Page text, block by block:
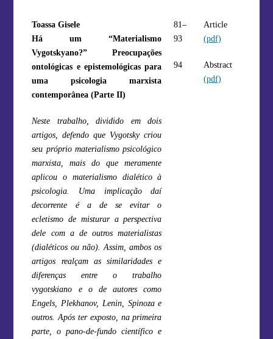
Toassa Gisele
Há um “Materialismo
Vygotskyano?” Preocupações
ontológicas e epistemológicas para
uma psicologia marxista
contemporânea (Parte II)
Neste trabalho, dividido em dois
artigos, defendo que Vygotsky criou
seu próprio materialismo psicológico
marxista, mais do que meramente
aplicou o materialismo dialético à
psicologia. Uma implicação daí
decorrente é a de se evitar o
ecletismo de misturar a perspectiva
dele com a de outros materialistas
(dialéticos ou não). Assim, ambos os
artigos realçam as similaridades e
diferenças entre o trabalho
vygotskiano e o de autores como
Engels, Plekhanov, Lenin, Spinoza e
outros. Após ter exposto, na primeira
parte, o pano-de-fundo científico e
81–
93
94
Article
(pdf)
Abstract
(pdf)